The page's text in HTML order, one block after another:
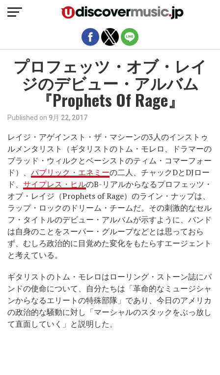
プロフェッツ・オブ・レイ
ジのデビュー・アルバム
『Prophets Of Rage』
Published on 9月 22, 2017
レイジ・アゲインスト・ザ・マシーンの3人のインストゥ
ルメンタリスト（ギタリストのトム・モレロ、ドラマーの
ブラッド・ウィルクとベーシストのティム・コマーフォー
ド）、 パブリック・エネミーの二人、チャックDとDJロー
ド、 サイプレス・ヒルのB-リアルからなるプロフェッツ・
オブ・レイジ（Prophets of Rage）のライン・ナップは、
ラップ・ロックのドリーム・チームだ。その刺激的なセル
フ・タイトルのデビュー・アルバムが示すように、バンド
は自身のことをスーパー・グループなどとは思っておら
ず、むしろ政治的に目覚めた変化をもたらすエージェント
と考えている。
ギタリストのトム・モレロはローリング・ストーン誌にバ
ンドの使命について、自分たちは「革命的なミュージシャ
ンからなるエリートの特殊部隊」であり、今日のアメリカ
の政治的な騒動に対し「マーシャルのスタックをぶっ放し
て直面していく」と説明した。
モバイルバージョンを終了